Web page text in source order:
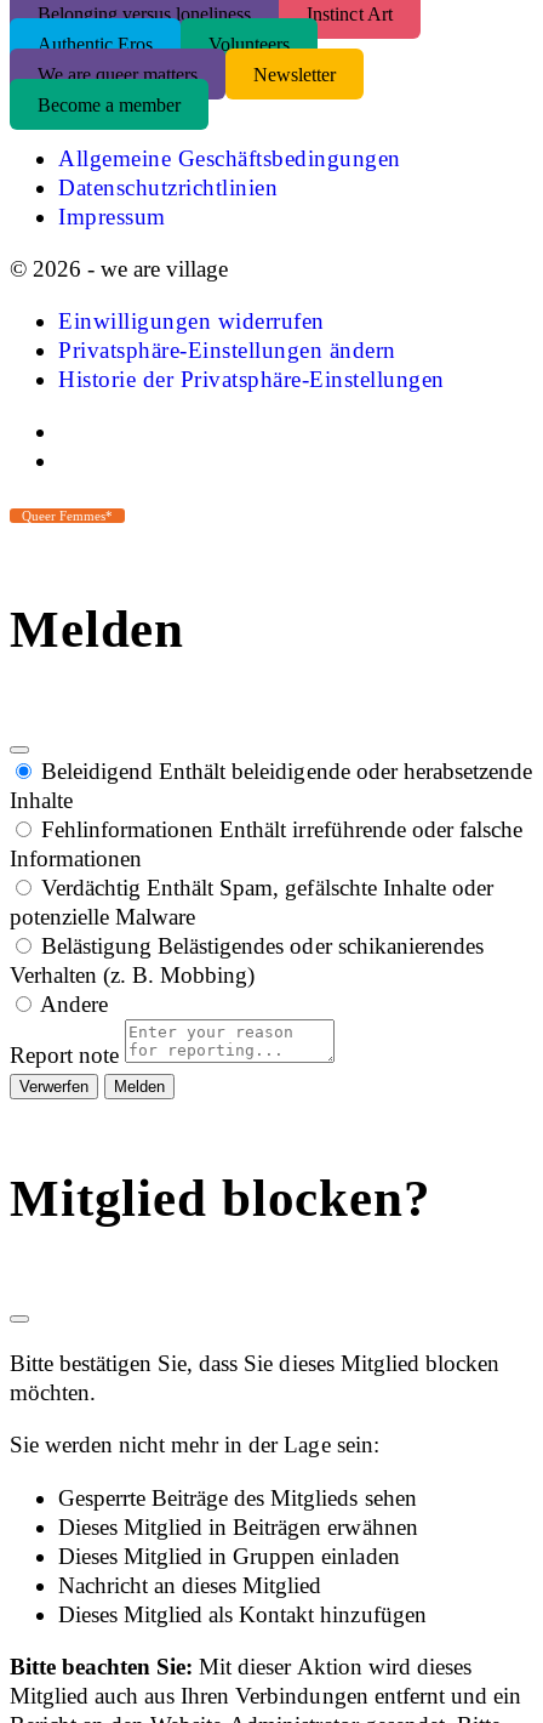
Belonging versus loneliness
Instinct Art
Authentic Eros
Volunteers
We are queer matters
Newsletter
Become a member
Allgemeine Geschäftsbedingungen
Datenschutzrichtlinien
Impressum
© 2026 - we are village
Einwilligungen widerrufen
Privatsphäre-Einstellungen ändern
Historie der Privatsphäre-Einstellungen
Queer Femmes*
Melden
Beleidigend Enthält beleidigende oder herabsetzende
Inhalte
Fehlinformationen Enthält irreführende oder falsche
Informationen
Verdächtig Enthält Spam, gefälschte Inhalte oder
potenzielle Malware
Belästigung Belästigendes oder schikanierendes
Verhalten (z. B. Mobbing)
Andere
Report note
Melden
Mitglied blocken?
Bitte bestätigen Sie, dass Sie dieses Mitglied blocken
möchten.
Sie werden nicht mehr in der Lage sein:
Gesperrte Beiträge des Mitglieds sehen
Dieses Mitglied in Beiträgen erwähnen
Dieses Mitglied in Gruppen einladen
Nachricht an dieses Mitglied
Dieses Mitglied als Kontakt hinzufügen
Bitte beachten Sie:Mit dieser Aktion wird dieses
Mitglied auch aus Ihren Verbindungen entfernt und ein